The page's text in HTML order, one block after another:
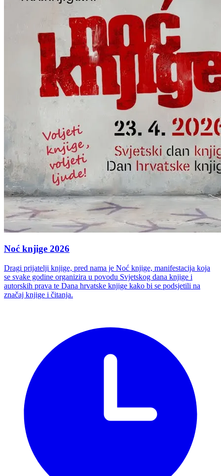
Noć knjige 2026
Dragi prijatelji knjige, pred nama je Noć knjige, manifestacija koja
se svake godine organizira u povodu Svjetskog dana knjige i
autorskih prava te Dana hrvatske knjige kako bi se podsjetili na
značaj knjige i čitanja.